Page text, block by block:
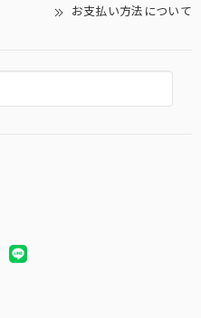
お支払い方法について